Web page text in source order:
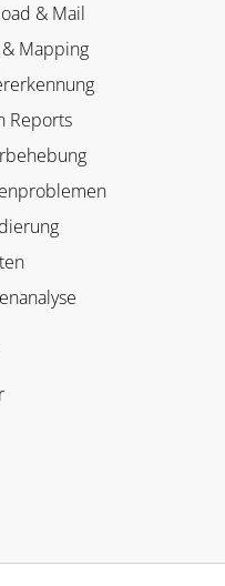
& Mail
Mapping
Reports